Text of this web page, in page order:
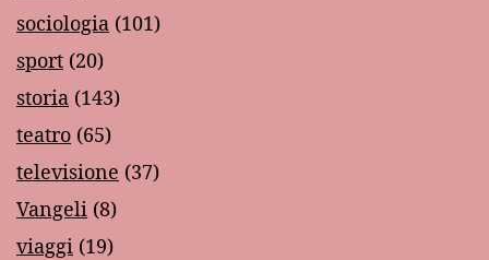
sociologia (101)
sport (20)
storia (143)
teatro (65)
televisione (37)
Vangeli (8)
viaggi (19)